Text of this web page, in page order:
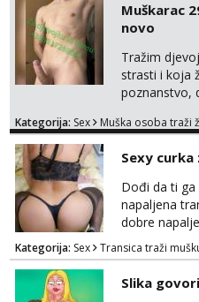
isključivo
koji žude za
potpunim
Muškarac
novo
Tražim
strasti i koja
poznanstvo,
uredan.
kasnije
Zagreb i
𝗡𝗮𝗽𝗼𝗺𝗲𝗻𝗮
Kategorija: Sex Muška osoba traži
Sexy curka
Dođi da ti ga
napaljena
dobre
diskretno
frajere koji
Pozivi i
Pojebi me
Kategorija: Sex Transica traži
Slika